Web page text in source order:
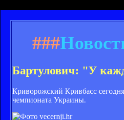
###
Бартулович: "У
Криворожский Кривбасс
чемпионата Украины.